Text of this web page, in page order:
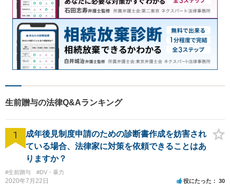
生前贈与の法律Q&Aランキング
1
成年後見制度申請のための診断書作成を妨害され
ている場合、法律家に対策を依頼できることはあ
りますか？
#生前贈与 #DV・暴力
2020年7月22日 役にたった 30